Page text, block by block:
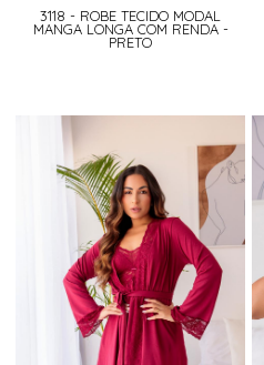
3118 - ROBE TECIDO MODAL
MANGA LONGA COM RENDA -
PRETO